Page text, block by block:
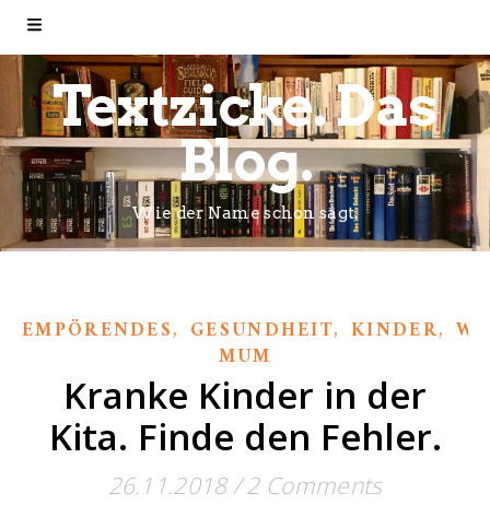
Textzicke. Das
Blog.
Wie der Name schon sagt.
EMPÖRENDES, GESUNDHEIT, KINDER,
MUM
Kranke Kinder in der
Kita. Finde den Fehler.
26.11.2018/ 2 Comments